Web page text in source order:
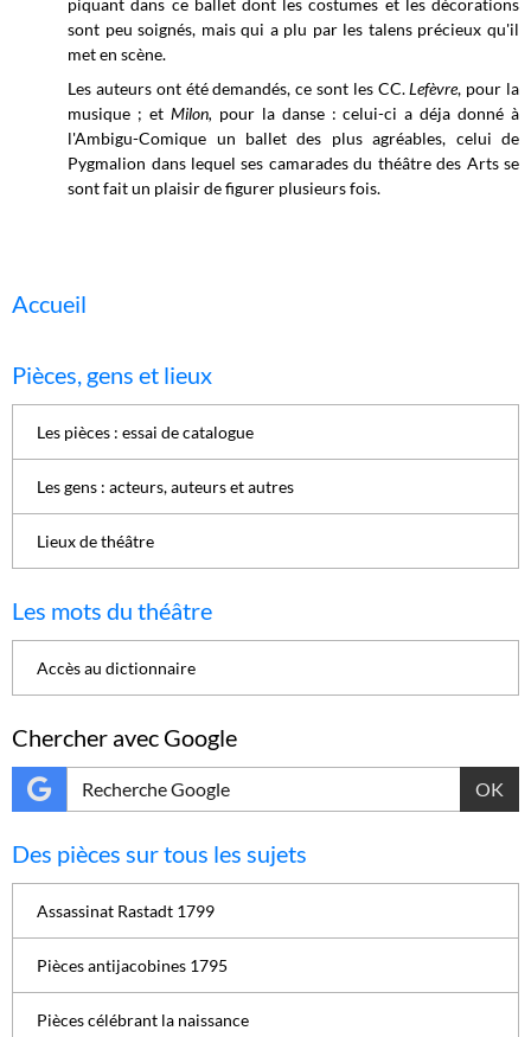
piquant dans ce ballet dont les costumes et les décorations
sont peu soignés, mais qui a plu par les talens précieux qu'il
met en scène.
Les auteurs ont été demandés, ce sont les CC.Lefèvre, pour la
musique ; et Milon, pour la danse : celui-ci a déja donné à
l'Ambigu-Comique un ballet des plus agréables, celui de
Pygmalion dans lequel ses camarades du théâtre des Arts se
sont fait un plaisir de figurer plusieurs fois.
Accueil
Pièces, gens et lieux
Les pièces : essai de catalogue
Les gens : acteurs, auteurs et autres
Lieux de théâtre
Les mots du théâtre
Accès au dictionnaire
Chercher avec Google
OK
Des pièces sur tous les sujets
Assassinat Rastadt 1799
Pièces antijacobines 1795
Pièces célébrant la naissance